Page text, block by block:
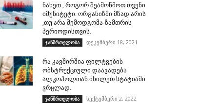
ნახეთ , როგორ შეამოწმოთ თვენი
იმუნიტეტი. ორგანიზმი მზად არის
,თუ არა შემოდგომა-ზამთრის
პერიოდისთვის.
ჯანმრთელობა დეკემბერი 18, 2021
რა კავშირშია ფილტვების
ობსტრუქციული დაავადება
ალკოჰოლთან.იხილეთ სტატიაში
ვრცლად.
ჯანმრთელობა სექტემბერი 2, 2022